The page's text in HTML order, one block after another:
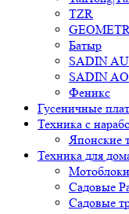
TZR
Батыр
SADIN
SADIN
Феникс
Гусеничные
Техника с
Японские
Техника для
Мотоблоки
Садовые
Садовые